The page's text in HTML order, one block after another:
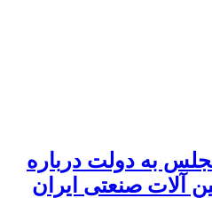
مجلس به دولت درباره
آلات صنعتی ایران